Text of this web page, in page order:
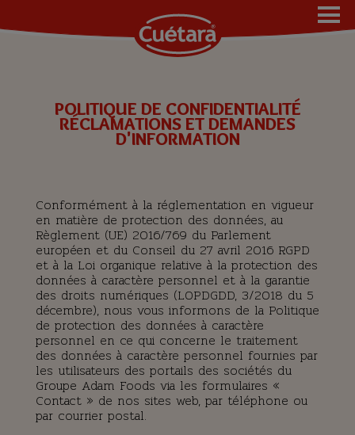
POLITIQUE DE CONFIDENTIALITÉ
RÉCLAMATIONS ET DEMANDES
D'INFORMATION
Conformément à la réglementation en vigueur
en matière de protection des données, au
Règlement (UE) 2016/769 du Parlement
européen et du Conseil du 27 avril 2016 RGPD
et à la Loi organique relative à la protection des
données à caractère personnel et à la garantie
des droits numériques (LOPDGDD, 3/2018 du 5
décembre), nous vous informons de la Politique
de protection des données à caractère
personnel en ce qui concerne le traitement
des données à caractère personnel fournies par
les utilisateurs des portails des sociétés du
Groupe Adam Foods via les formulaires «
Contact » de nos sites web, par téléphone ou
par courrier postal.